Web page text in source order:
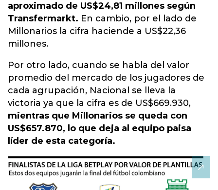
aproximado de US$24,81 millones según
Transfermarkt. En cambio, por el lado de
Millonarios la cifra haciende a US$22,36
millones.
Por otro lado, cuando se habla del valor
promedio del mercado de los jugadores de
cada agrupación, Nacional se lleva la
victoria ya que la cifra es de US$669.930,
mientras que Millonarios se queda con
US$657.870, lo que deja al equipo paisa
líder de esta categoría.